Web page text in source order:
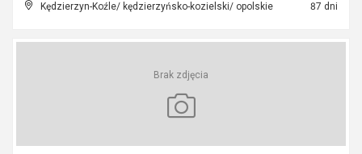
Kędzierzyn-Koźle/ kędzierzyńsko-kozielski/ opolskie 87 dni
Brak zdjęcia